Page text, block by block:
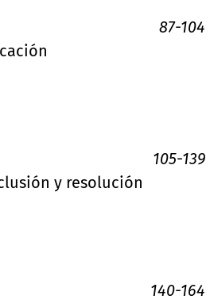
87-104
105-139
y resolución
140-164